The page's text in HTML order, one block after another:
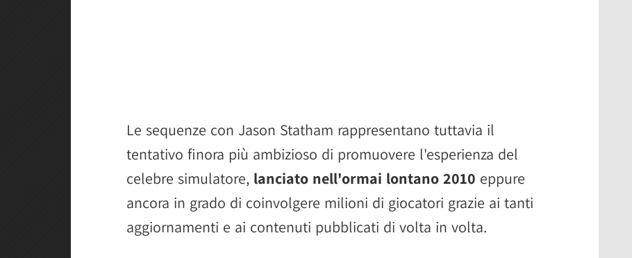
Le sequenze con Jason Statham rappresentano tuttavia il
tentativo finora più ambizioso di promuovere l'esperienza del
celebre simulatore, lanciato nell'ormai lontano 2010 eppure
ancora in grado di coinvolgere milioni di giocatori grazie ai tanti
aggiornamenti e ai contenuti pubblicati di volta in volta.